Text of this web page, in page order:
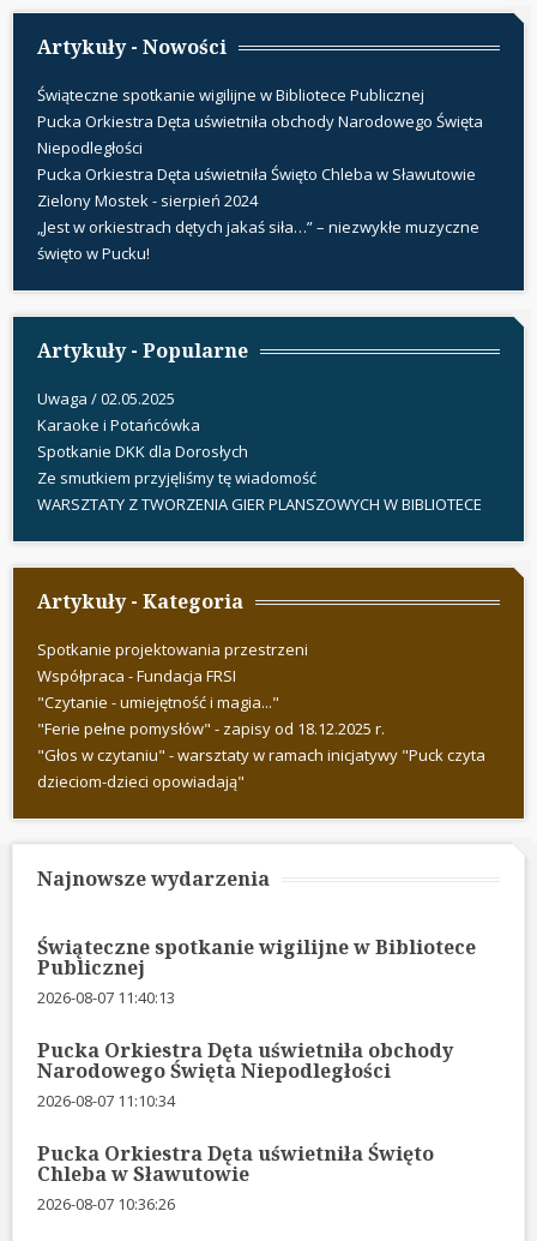
Artykuły - Nowości
Świąteczne spotkanie wigilijne w Bibliotece Publicznej
Pucka Orkiestra Dęta uświetniła obchody Narodowego Święta
Niepodległości
Pucka Orkiestra Dęta uświetniła Święto Chleba w Sławutowie
Zielony Mostek - sierpień 2024
„Jest w orkiestrach dętych jakaś siła…” – niezwykłe muzyczne
święto w Pucku!
Artykuły - Popularne
Uwaga / 02.05.2025
Karaoke i Potańcówka
Spotkanie DKK dla Dorosłych
Ze smutkiem przyjęliśmy tę wiadomość
WARSZTATY Z TWORZENIA GIER PLANSZOWYCH W BIBLIOTECE
Artykuły - Kategoria
Spotkanie projektowania przestrzeni
Współpraca - Fundacja FRSI
"Czytanie - umiejętność i magia..."
"Ferie pełne pomysłów" - zapisy od 18.12.2025 r.
"Głos w czytaniu" - warsztaty w ramach inicjatywy "Puck czyta
dzieciom-dzieci opowiadają"
Najnowsze wydarzenia
Świąteczne spotkanie wigilijne w Bibliotece
Publicznej
2026-08-07 11:40:13
Pucka Orkiestra Dęta uświetniła obchody
Narodowego Święta Niepodległości
2026-08-07 11:10:34
Pucka Orkiestra Dęta uświetniła Święto
Chleba w Sławutowie
2026-08-07 10:36:26